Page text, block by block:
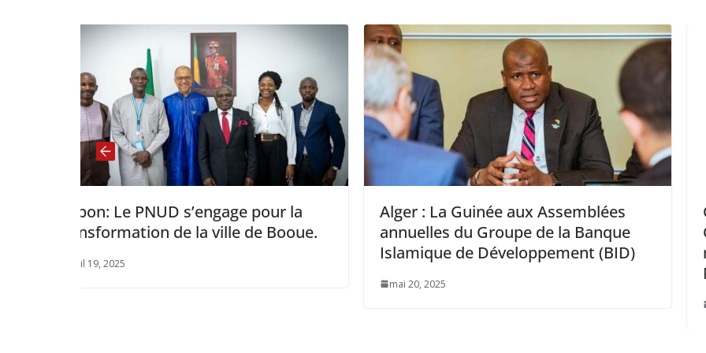
pour la
ville de Booue.
Alger : La Guinée aux Assemblées
annuelles du Groupe de la Banque
Islamique de Développement (BID)
Guinée Équatoriale : Le
Gouvernement veut
réseau de trafic de